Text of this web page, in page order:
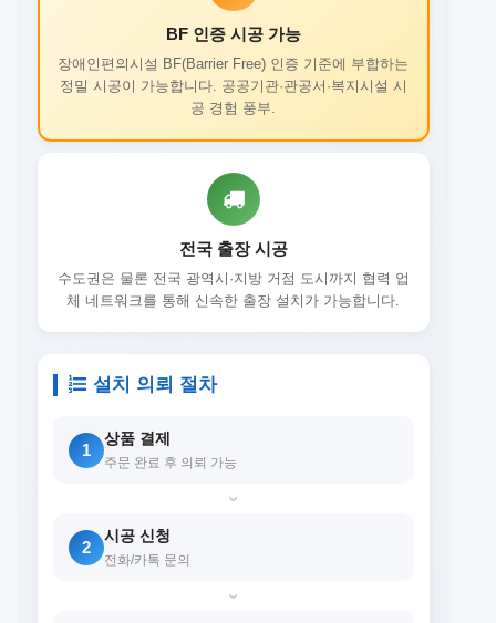
BF 인증 시공 가능
장애인편의시설 BF(Barrier Free) 인증 기준에 부합하는
정밀 시공이 가능합니다. 공공기관·관공서·복지시설 시
공 경험 풍부.
전국 출장 시공
수도권은 물론 전국 광역시·지방 거점 도시까지 협력 업
체 네트워크를 통해 신속한 출장 설치가 가능합니다.
설치 의뢰 절차
1
상품 결제
주문 완료 후 의뢰 가능
›
2
시공 신청
전화/카톡 문의
›